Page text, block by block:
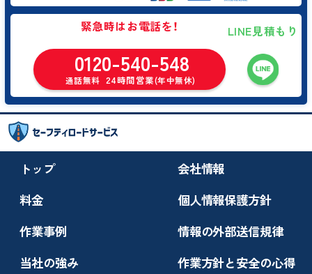
緊急時はお電話を！
0120-540-548
通話無料 24時間営業(年中無休)
LINE見積もり
トップ
料金
作業事例
当社の強み
会社情報
個人情報保護方針
情報の外部送信規律
作業方針と安全の心得